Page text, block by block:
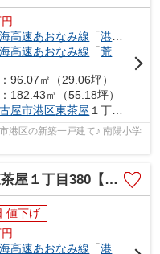
円
高速あおなみ線 「港北
高速あおなみ線 「荒子川公園
96.07㎡（29.06坪）
182.43㎡（55.18坪）
屋市港区東茶屋 １丁目90
区の新築一戸建て♪ 南陽小学
手数料無料】新築一戸建て B号棟
値下げ
円
高速あおなみ線 「港北
」駅